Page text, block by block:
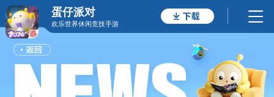
蛋仔派对
欢乐世界休闲竞技手游